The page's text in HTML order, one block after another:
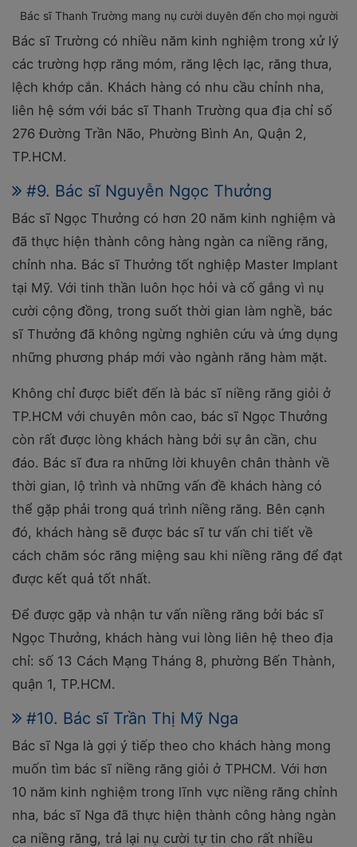
Bác sĩ Thanh Trường mang nụ cười duyên đến cho mọi người
Bác sĩ Trường có nhiều năm kinh nghiệm trong xử lý
các trường hợp răng móm, răng lệch lạc, răng thưa,
lệch khớp cắn. Khách hàng có nhu cầu chỉnh nha,
liên hệ sớm với bác sĩ Thanh Trường qua địa chỉ số
276 Đường Trần Não, Phường Bình An, Quận 2,
TP.HCM.
#9. Bác sĩ Nguyễn Ngọc Thưởng
Bác sĩ Ngọc Thưởng có hơn 20 năm kinh nghiệm và
đã thực hiện thành công hàng ngàn ca niềng răng,
chỉnh nha. Bác sĩ Thưởng tốt nghiệp Master Implant
tại Mỹ. Với tinh thần luôn học hỏi và cố gắng vì nụ
cười cộng đồng, trong suốt thời gian làm nghề, bác
sĩ Thưởng đã không ngừng nghiên cứu và ứng dụng
những phương pháp mới vào ngành răng hàm mặt.
Không chỉ được biết đến là bác sĩ niềng răng giỏi ở
TP.HCM với chuyên môn cao, bác sĩ Ngọc Thưởng
còn rất được lòng khách hàng bởi sự ân cần, chu
đáo. Bác sĩ đưa ra những lời khuyên chân thành về
thời gian, lộ trình và những vấn đề khách hàng có
thể gặp phải trong quá trình niềng răng. Bên cạnh
đó, khách hàng sẽ được bác sĩ tư vấn chi tiết về
cách chăm sóc răng miệng sau khi niềng răng để đạt
được kết quả tốt nhất.
Để được gặp và nhận tư vấn niềng răng bởi bác sĩ
Ngọc Thưởng, khách hàng vui lòng liên hệ theo địa
chỉ: số 13 Cách Mạng Tháng 8, phường Bến Thành,
quận 1, TP.HCM.
#10. Bác sĩ Trần Thị Mỹ Nga
Bác sĩ Nga là gợi ý tiếp theo cho khách hàng mong
muốn tìm bác sĩ niềng răng giỏi ở TPHCM. Với hơn
10 năm kinh nghiệm trong lĩnh vực niềng răng chỉnh
nha, bác sĩ Nga đã thực hiện thành công hàng ngàn
ca niềng răng, trả lại nụ cười tự tin cho rất nhiều